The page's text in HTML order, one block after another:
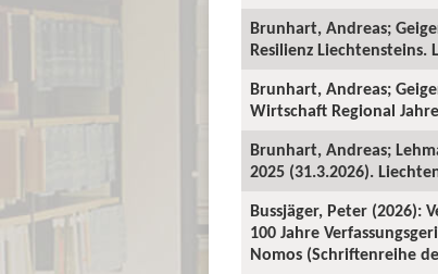
Brunhart, Andreas;
Resilienz
Brunhart, Andreas;
Wirtschaft Regional
Brunhart, Andreas;
2025 (31.3.2026).
Bussjäger, Peter (2026):
100 Jahre
Nomos (Schriftenreihe